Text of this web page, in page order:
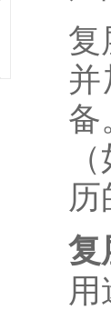
复
备
复
用